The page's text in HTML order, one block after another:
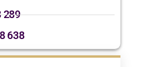
289
638